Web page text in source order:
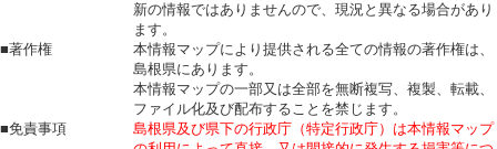
新の情報ではありませんので、現況と異なる場合があり
ます。
■著作権
本情報マップにより提供される全ての情報の著作権は、
島根県にあります。
本情報マップの一部又は全部を無断複写、複製、転載、
ファイル化及び配布することを禁じます。
■免責事項
島根県及び県下の行政庁（特定行政庁）は本情報マップ